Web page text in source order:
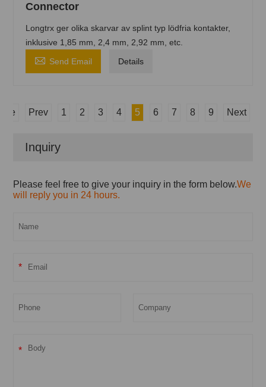
Connector
Longtrx ger olika skarvar av splint typ lödfria kontakter,
inklusive 1,85 mm, 2,4 mm, 2,92 mm, etc.
 Send Email Details
Prev 1 2 3 4 5 6 7 8 9 Next
Inquiry
Please feel free to give your inquiry in the form below.We
will reply you in 24 hours.
*
*